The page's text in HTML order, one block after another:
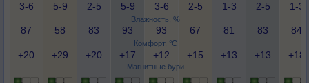
Влажность, %
Комфорт, °C
Магнитные бури
3-6
5-9
2-5
5-9
3-6
2-5
1-3
2-5
1-3
87 58 83 93 93 67 81 83 84
+20 +29 +20 +17 +12 +15 +13 +13 +18